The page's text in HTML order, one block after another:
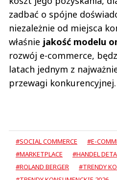
zadbać o spójne
niezależnie od miejsca
właśnie jakość modelu
rozwój e-commerce,
latach jednym z
przewagi konkurencyjnej.
#SOCIAL COMMERCE #E-
#MARKETPLACE
#HANDEL
#ROLAND BERGER
#TRENDY